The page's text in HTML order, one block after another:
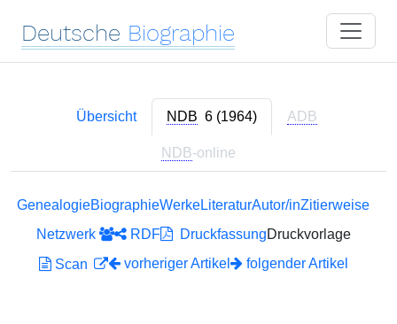
Deutsche Biographie
Übersicht NDB 6 (1964) ADB
NDB-online
GenealogieBiographieWerkeLiteraturAutor/inZitierweise
Netzwerk
RDF DruckfassungDruckvorlage
Scan
vorheriger Artikel folgender Artikel